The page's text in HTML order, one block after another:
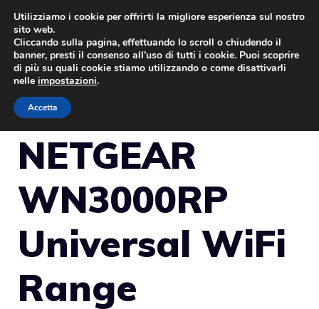
Vai
contenuto
NETGEAR
WN3000RP
Universal WiFi
Range
Utilizziamo i cookie per offrirti la migliore esperienza sul nostro
sito web.
Cliccando sulla pagina, effettuando lo scroll o chiudendo il
banner, presti il consenso all’uso di tutti i cookie. Puoi scoprire
di più su quali cookie stiamo utilizzando o come disattivarli
nelle impostazioni.
Accetta